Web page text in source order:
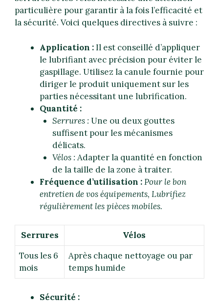
particulière pour garantir à la fois l’efficacité et
la sécurité. Voici quelques directives à suivre :
Application :Il est conseillé d’appliquer
le lubrifiant avec précision pour éviter le
gaspillage. Utilisez la canule fournie pour
diriger le produit uniquement sur les
parties nécessitant une lubrification.
Quantité :
Serrures : Une ou deux gouttes
suffisent pour les mécanismes
délicats.
Vélos : Adapter la quantité en fonction
de la taille de la zone à traiter.
Fréquence d’utilisation :Pour le bon
entretien de vos équipements, Lubrifiez
régulièrement les pièces mobiles.
Serrures
Vélos
Tous les 6
mois
Après chaque nettoyage ou par
temps humide
Sécurité :